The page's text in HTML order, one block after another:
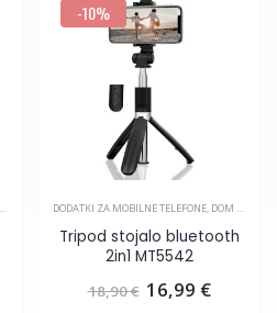
,MOBILNA FOTOGRAFIJA
-10%
DODATKI ZA MOBILNE TELEFONE, DOM IN OPREMA
Tripod stojalo bluetooth
2in1 MT5542
18,90€ Izvirna
cena
16,99 €